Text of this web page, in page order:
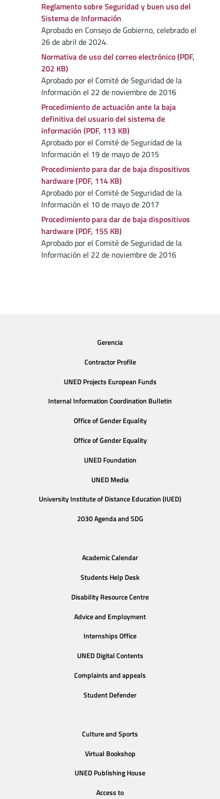
Reglamento sobre Seguridad y buen uso del
Sistema de Información
Aprobado en Consejo de Gobierno, celebrado el
26 de abril de 2024.
Normativa de uso del correo electrónico (PDF,
202 KB)
Aprobado por el Comité de Seguridad de la
Información el 22 de noviembre de 2016
Procedimiento de actuación ante la baja
definitiva del usuario del sistema de
información (PDF, 113 KB)
Aprobado por el Comité de Seguridad de la
Información el 19 de mayo de 2015
Procedimiento para dar de baja dispositivos
hardware (PDF, 114 KB)
Aprobado por el Comité de Seguridad de la
Información el 10 de mayo de 2017
Procedimiento para dar de baja dispositivos
hardware (PDF, 155 KB)
Aprobado por el Comité de Seguridad de la
Información el 22 de noviembre de 2016
Gerencia
Contractor Profile
UNED Projects European Funds
Internal Information Coordination Bulletin
Office of Gender Equality
Office of Gender Equality
UNED Foundation
UNED Media
University Institute of Distance Education (IUED)
2030 Agenda and SDG
Academic Calendar
Students Help Desk
Disability Resource Centre
Advice and Employment
Internships Office
UNED Digital Contents
Complaints and appeals
Student Defender
Culture and Sports
Virtual Bookshop
UNED Publishing House
Access to